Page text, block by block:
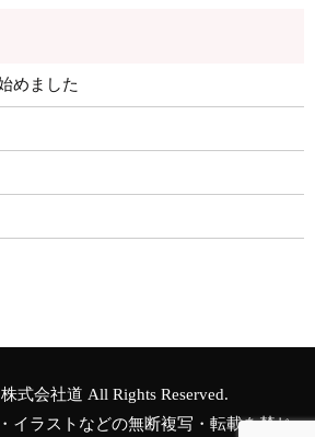
めました
式会社道 All Rights Reserved.
イラストなどの無断複写・転載を禁じ